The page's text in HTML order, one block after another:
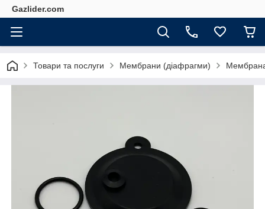
Gazlider.com
Товари та послуги Мембрани (діафрагми)